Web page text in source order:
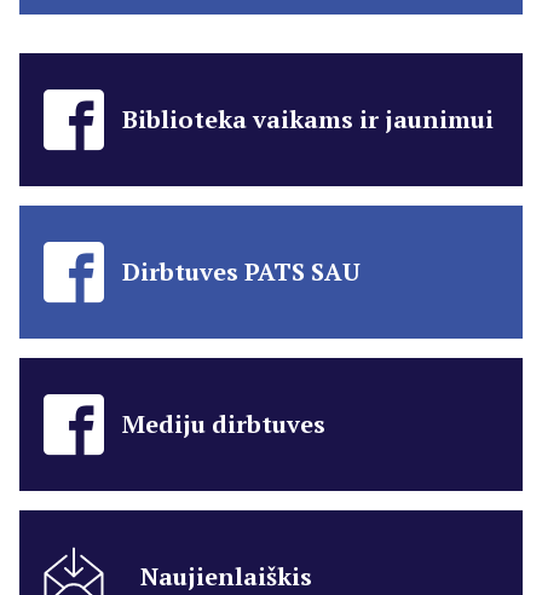
Biblioteka vaikams ir jaunimui
Dirbtuves PATS SAU
Mediju dirbtuves
Naujienlaiškis